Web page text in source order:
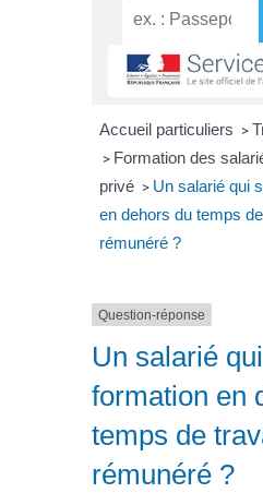
Accueil particuliers >
> Formation des
privé > Un salarié qui
en dehors du temps
rémunéré ?
Question-réponse
Un salarié
formation en
temps de
rémunéré ?